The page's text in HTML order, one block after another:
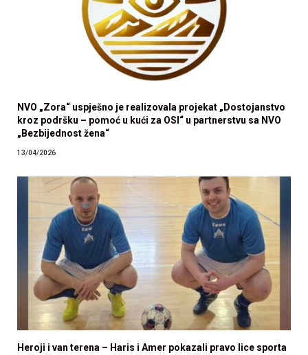
NVO „Zora“ uspješno je realizovala projekat „Dostojanstvo
kroz podršku – pomoć u kući za OSI“ u partnerstvu sa NVO
„Bezbijednost žena“
13/04/2026
Heroji i van terena – Haris i Amer pokazali pravo lice sporta